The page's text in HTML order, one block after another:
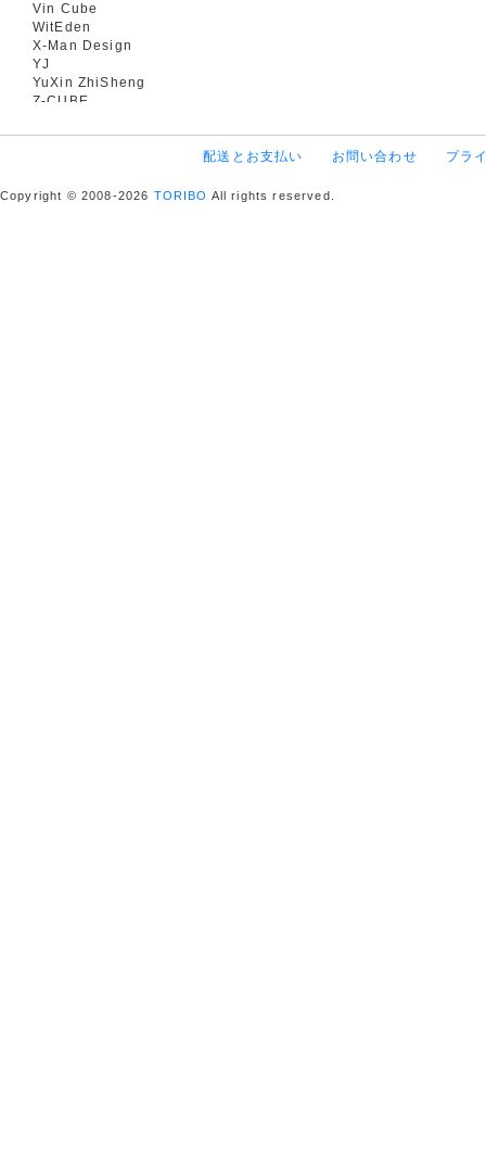
Vin Cube
WitEden
X-Man Design
YJ
YuXin ZhiSheng
Z-CUBE
配送とお支払い お問い合わせ プラ
Copyright © 2008-2026 TORIBO All rights reserved.